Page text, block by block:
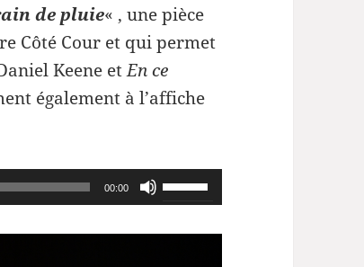
de pluie« , une pièce
Côté Cour et qui permet
Keene etEn ce
également à l’affiche
00:00
Utilisez
les
flèches